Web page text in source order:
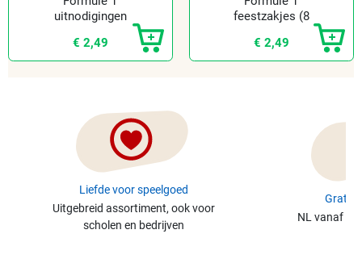
uitnodigingen
€ 2,49
feestzakjes (8
€ 2,49
Liefde voor speelgoed
Uitgebreid assortiment, ook voor
scholen en bedrijven
Gratis
NL vanaf